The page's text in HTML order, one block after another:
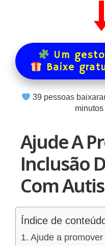
Um
Baixe
39pessoas
Ajude A
Inclusão
Com
Índice de
Ajude a